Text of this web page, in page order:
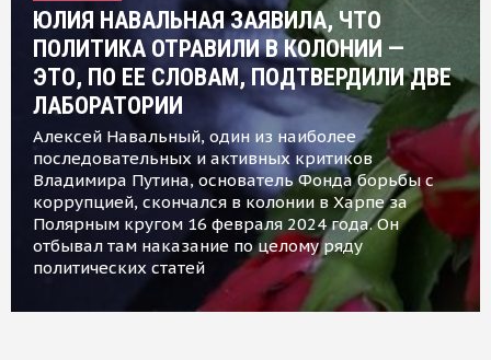
ЮЛИЯ НАВАЛЬНАЯ ЗАЯВИЛА, ЧТО
ПОЛИТИКА ОТРАВИЛИ В КОЛОНИИ —
ЭТО, ПО ЕЕ СЛОВАМ, ПОДТВЕРДИЛИ ДВЕ
ЛАБОРАТОРИИ
Алексей Навальный, один из наиболее
последовательных и активных критиков
Владимира Путина, основатель Фонда борьбы с
коррупцией, скончался в колонии в Харпе за
Полярным кругом 16 февраля 2024 года. Он
отбывал там наказание по целому ряду
политических статей